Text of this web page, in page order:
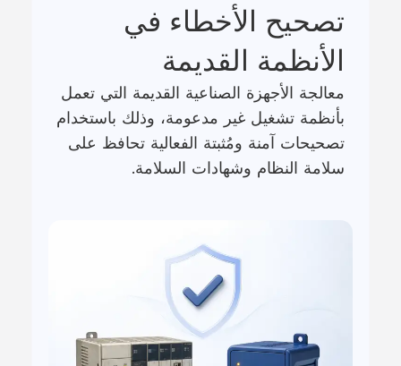
تصحيح الأخطاء في
الأنظمة القديمة
معالجة الأجهزة الصناعية القديمة التي تعمل
بأنظمة تشغيل غير مدعومة، وذلك باستخدام
تصحيحات آمنة ومُثبتة الفعالية تحافظ على
سلامة النظام وشهادات السلامة.